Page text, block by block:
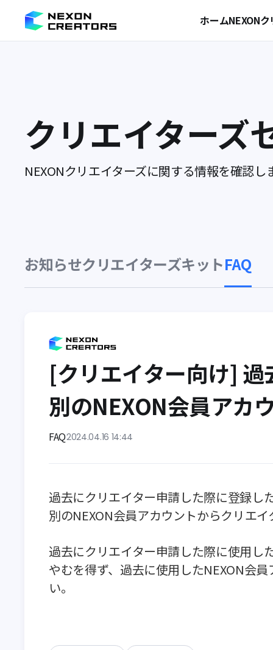
ホームNEXON
クリエイターズ
NEXONクリエイターズに関する情報を確認し
お知らせクリエイターズキットFAQ
[クリエイター向け]
別のNEXON会員アカ
FAQ2024.04.16 14:44